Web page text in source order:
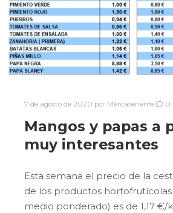
7 de agosto de 2020 por Mercatenerife 0
Mangos y papas a
muy interesantes
Esta semana el precio de la
de los productos
medio ponderado) es de 1,17 €/